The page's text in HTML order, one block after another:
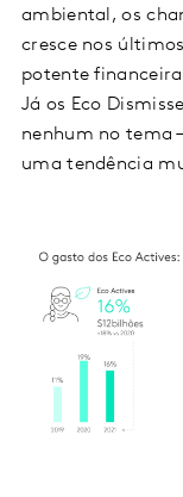
ambiental, os
cresce nos
potente
Já os Eco
nenhum no tema
uma tendência